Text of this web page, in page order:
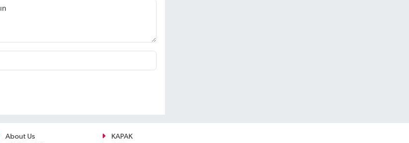
About Us
KAPAK